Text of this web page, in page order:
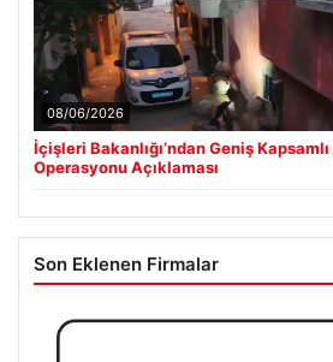
08/06/2026
İçişleri Bakanlığı’ndan Geniş
Operasyonu Açıklaması
Son Eklenen Firmalar